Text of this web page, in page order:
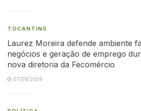
TOCANTINS
Laurez Moreira defende ambiente
negócios e geração de emprego
nova diretoria da Fecomércio
07/08/2026